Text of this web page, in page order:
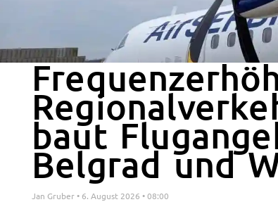
baut
Belgrad und
Jan Gruber 6. August 2026 08:00